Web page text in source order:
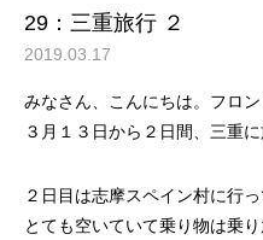
29：三重旅行 ２
2019.03.17
みなさん、こんにちは。フロン
３月１３日から２日間、三重
２日目は志摩スペイン村に行っ
とても空いていて乗り物は乗り